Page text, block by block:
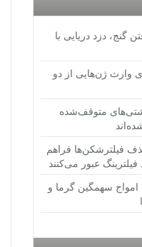
دزد دریایی با
وارث ژن‌هایی از دو
متوقف‌شده
فیلترشکن‌ها فراهم
عبور می‌کنند
امواج سهمگین گرما و